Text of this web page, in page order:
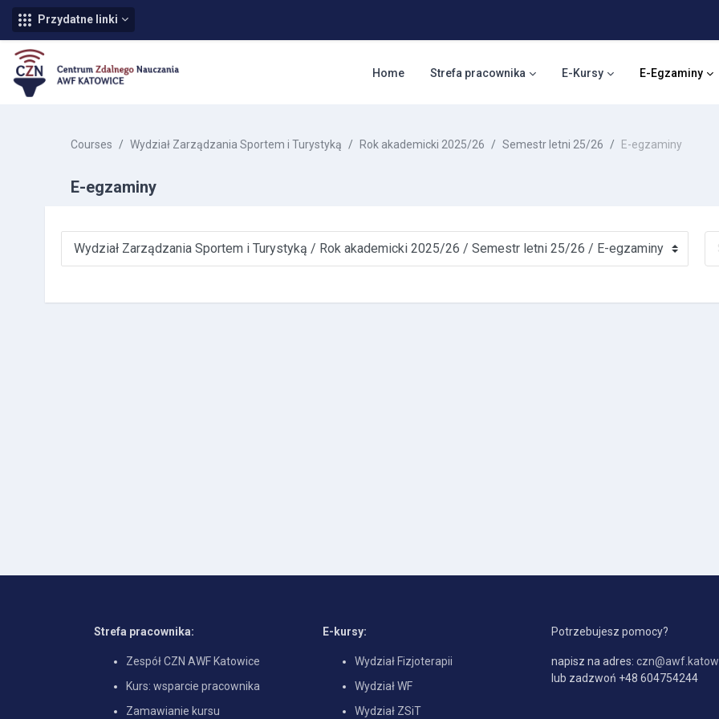
Skip to main content
Przydatne linki
Home Strefa pracownika E-Kursy E-Egzaminy
Courses Wydział Zarządzania Sportem i Turystyką Rok akademicki 2025/26 Semestr letni 25/26 E-egzaminy
E-egzaminy
Course categories
Strefa pracownika:
Zespół CZN AWF Katowice
Kurs: wsparcie pracownika
Zamawianie kursu
E-kursy:
Wydział Fizjoterapii
Wydział WF
Wydział ZSiT
Potrzebujesz pomocy?
napisz na adres:
lub zadzwoń +48 604754244